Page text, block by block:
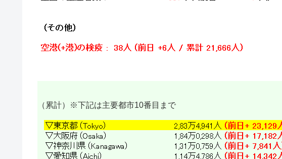
（累計）※下記は主要都市10番目まで